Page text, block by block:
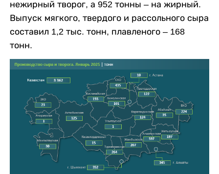
нежирный творог, а 952 тонны – на жирный.
Выпуск мягкого, твердого и рассольного сыра
составил 1,2 тыс. тонн, плавленого – 168
тонн.